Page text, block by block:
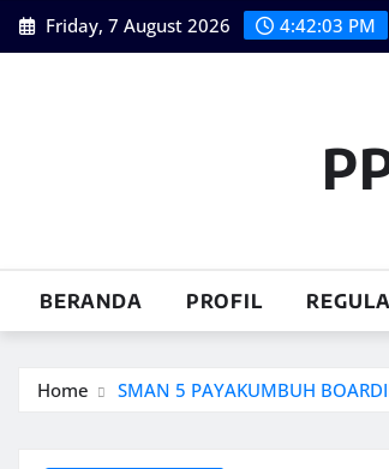
Skip
to
Friday, 7 August 2026 4:42:05 PM
BERANDA PROFIL
Home SMAN 5 PAYAKUMBUH